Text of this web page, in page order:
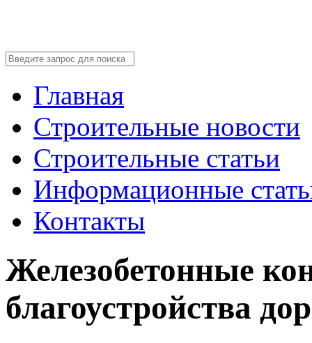
Главная
Строительные новости
Строительные статьи
Информационные
Контакты
Железобетонные
благоустройства